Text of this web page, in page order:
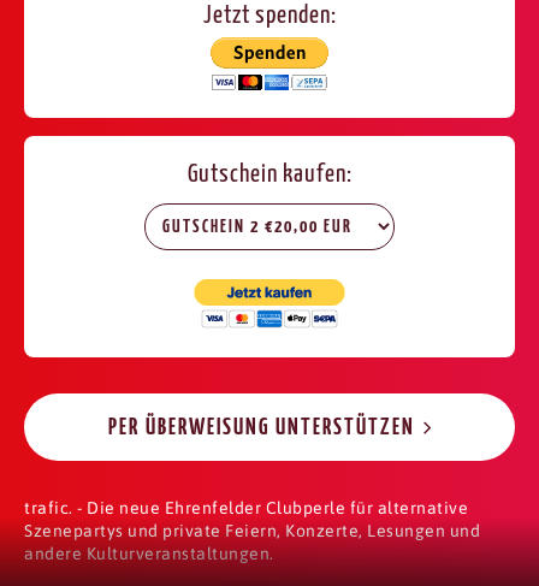
Jetzt spenden:
Gutschein kaufen:
PER ÜBERWEISUNG UNTERSTÜTZEN
trafic. - Die neue Ehrenfelder Clubperle für alternative
Szenepartys und private Feiern, Konzerte, Lesungen und
andere Kulturveranstaltungen.